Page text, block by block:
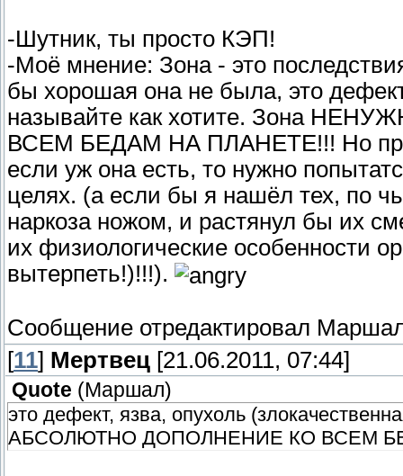
-Шутник, ты просто КЭП!
-Моё мнение: Зона - это
бы хорошая она не была, это
называйте как хотите. Зона
ВСЕМ БЕДАМ НА ПЛАНЕТЕ!!! Но
если уж она есть, то нужно
целях. (а если бы я нашёл тех, по
наркоза ножом, и растянул бы их
их физиологические особенности
вытерпеть!)!!!).
Сообщение отредактировал
[11] Мертвец [21.06.2011, 07:44]
Quote (Маршал)
это дефект, язва, опухоль
АБСОЛЮТНО ДОПОЛНЕНИЕ КО ВСЕМ